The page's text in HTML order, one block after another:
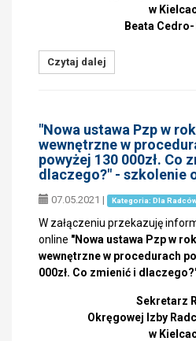
w
Beata
Czytaj dalej
"Nowa ustawa Pzp w
wewnętrzne w
powyżej 130 000zł. Co
dlaczego?" - szkolenie
07.05.2021 | Kategoria: Dla
W załączeniu przekazuję
online "Nowa ustawa Pzp w
wewnętrzne w procedurach
000zł. Co zmienić i
Sekretarz
Okręgowej Izby
w